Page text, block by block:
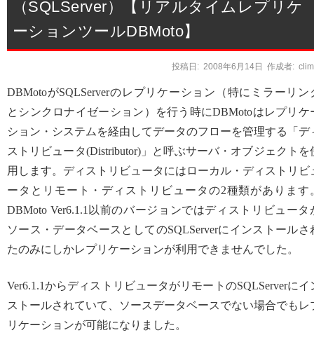
（SQLServer）【リアルタイムレプリケ
ーションツールDBMoto】
投稿日: 2008年6月14日 作成者:
DBMotoがSQLServerのレプリケーション（特にミラーリン
とシンクロナイゼーション）を行う時にDBMotoはレプリケ
ション・システムを経由してデータのフローを管理する「デ
ストリビュータ(Distributor)」と呼ぶサーバ・オブジェクトを
用します。ディストリビュータにはローカル・ディストリビ
ータとリモート・ディストリビュータの2種類があります
DBMoto Ver6.1.1以前のバージョンではディストリビュータ
ソース・データベースとしてのSQLServerにインストールさ
たのみにしかレプリケーションが利用できませんでした。
Ver6.1.1からディストリビュータがリモートのSQLServerにイ
ストールされていて、ソースデータベースでない場合でもレ
リケーションが可能になりました。